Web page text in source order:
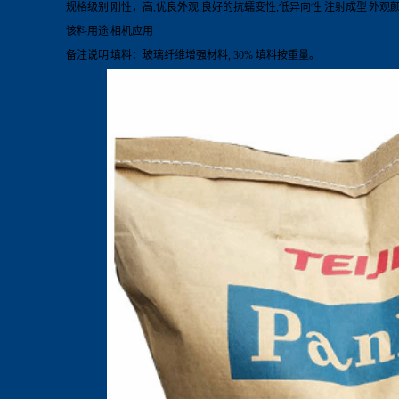
规格级别 刚性，高,优良外观,良好的抗蠕变性,低异向性 注射成型 外观
该料用途相机应用
备注说明 填料：玻璃纤维增强材料, 30% 填料按重量。